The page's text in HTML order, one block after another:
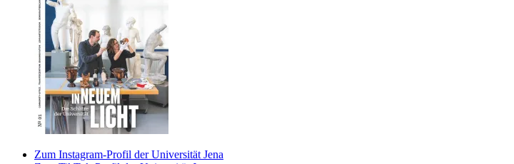
Zum Instagram-Profil der Universität Jena